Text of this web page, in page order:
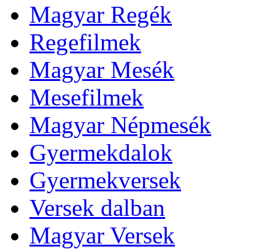
Magyar Regék
Regefilmek
Magyar Mesék
Mesefilmek
Magyar Népmesék
Gyermekdalok
Gyermekversek
Versek dalban
Magyar Versek